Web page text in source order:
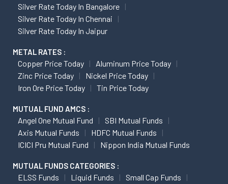
Silver Rate Today In Bangalore
Silver Rate Today In Chennai
Silver Rate Today In Jaipur
METAL RATES :
Copper Price Today
Aluminum Price Today
Zinc Price Today
Nickel Price Today
Iron Ore Price Today
Tin Price Today
MUTUAL FUND AMCS :
Angel One Mutual Fund
SBI Mutual Funds
Axis Mutual Funds
HDFC Mutual Funds
ICICI Pru Mutual Fund
Nippon India Mutual Funds
MUTUAL FUNDS CATEGORIES :
ELSS Funds Liquid Funds
Small Cap Funds